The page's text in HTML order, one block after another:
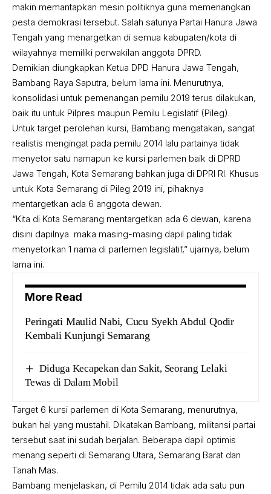
makin memantapkan mesin politiknya guna memenangkan
pesta demokrasi tersebut. Salah satunya Partai Hanura Jawa
Tengah yang menargetkan di semua kabupaten/kota di
wilayahnya memiliki perwakilan anggota DPRD.
Demikian diungkapkan Ketua DPD Hanura Jawa Tengah,
Bambang Raya Saputra, belum lama ini. Menurutnya,
konsolidasi untuk pemenangan pemilu 2019 terus dilakukan,
baik itu untuk Pilpres maupun Pemilu Legislatif (Pileg).
Untuk target perolehan kursi, Bambang mengatakan, sangat
realistis mengingat pada pemilu 2014 lalu partainya tidak
menyetor satu namapun ke kursi parlemen baik di DPRD
Jawa Tengah, Kota Semarang bahkan juga di DPRI RI. Khusus
untuk Kota Semarang di Pileg 2019 ini, pihaknya
mentargetkan ada 6 anggota dewan.
“Kita di Kota Semarang mentargetkan ada 6 dewan, karena
disini dapilnya maka masing-masing dapil paling tidak
menyetorkan 1 nama di parlemen legislatif,” ujarnya, belum
lama ini.
More Read
Peringati Maulid Nabi, Cucu Syekh Abdul Qodir
Kembali Kunjungi Semarang
Diduga Kecapekan dan Sakit, Seorang Lelaki
Tewas di Dalam Mobil
Target 6 kursi parlemen di Kota Semarang, menurutnya,
bukan hal yang mustahil. Dikatakan Bambang, militansi partai
tersebut saat ini sudah berjalan. Beberapa dapil optimis
menang seperti di Semarang Utara, Semarang Barat dan
Tanah Mas.
Bambang menjelaskan, di Pemilu 2014 tidak ada satu pun